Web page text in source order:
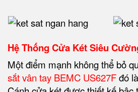
Hệ Thống Cửa Két Siêu
Một điểm mạnh không thể bỏ
sắt vân tay BEMC US627Fđó